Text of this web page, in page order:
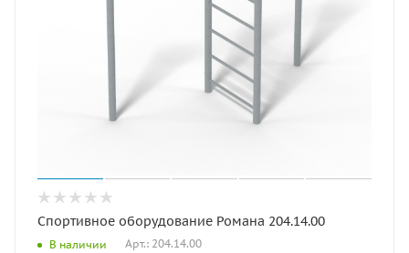
Спортивное оборудование Романа 204.14.00
В наличии Арт.: 204.14.00